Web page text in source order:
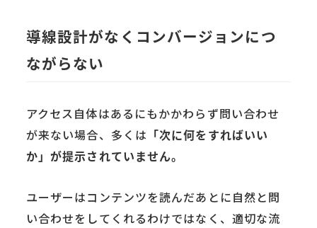
導線設計がなくコンバージョンにつ
ながらない
アクセス自体はあるにもかかわらず問い合わせ
が来ない場合、多くは 「次に何をすればいい
か」が提示されていません。
ユーザーはコンテンツを読んだあとに自然と問
い合わせをしてくれるわけではなく、適切な流